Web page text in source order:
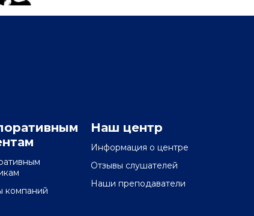
компаний
Наш центр
Информация о центре
Отзывы слушателей
Наши преподаватели